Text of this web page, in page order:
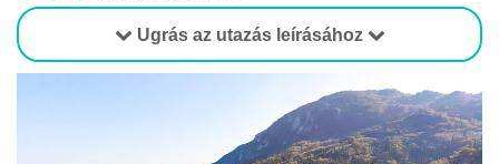
Ugrás az utazás leírásához